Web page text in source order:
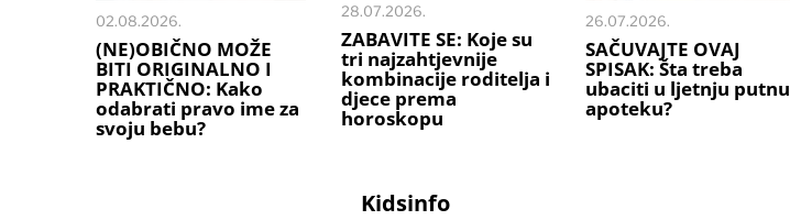
02.08.2026.
(NE)OBIČNO MOŽE
BITI ORIGINALNO I
PRAKTIČNO: Kako
odabrati pravo ime za
svoju bebu?
28.07.2026.
ZABAVITE SE: Koje su
tri najzahtjevnije
kombinacije roditelja i
djece prema
horoskopu
26.07.2026.
SAČUVAJTE OVAJ
SPISAK: Šta treba
ubaciti u ljetnju putnu
apoteku?
Kidsinfo